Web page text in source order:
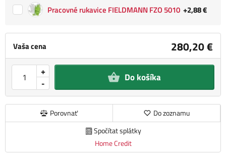
Vaša cena 280,20 €
-
+ Do košíka
Porovnať
Do zoznamu
Spočítat splátky
Home Credit
Pracovné rukavice FIELDMANN FZO 5010 +2,88 €